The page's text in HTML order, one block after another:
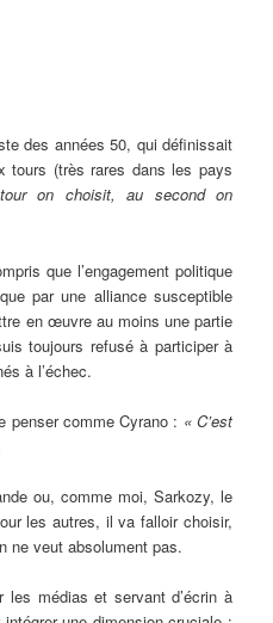
des années 50, qui définissait
tours (très rares dans les pays
on choisit, au second on
que l’engagement politique
par une alliance susceptible
en œuvre au moins une partie
toujours refusé à participer à
à l’échec.
penser comme Cyrano : « C’est
ou, comme moi, Sarkozy, le
les autres, il va falloir choisir,
ne veut absolument pas.
les médias et servant d’écrin à